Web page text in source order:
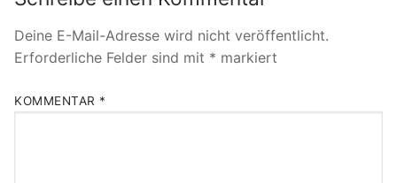
Deine E-Mail-Adresse wird nicht veröffentlicht.
Erforderliche Felder sind mit * markiert
KOMMENTAR *